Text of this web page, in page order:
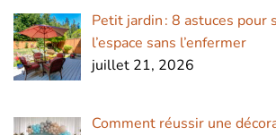
Petit jardin : 8 astuces pour
l’espace sans l’enfermer
juillet 21, 2026
Comment réussir une